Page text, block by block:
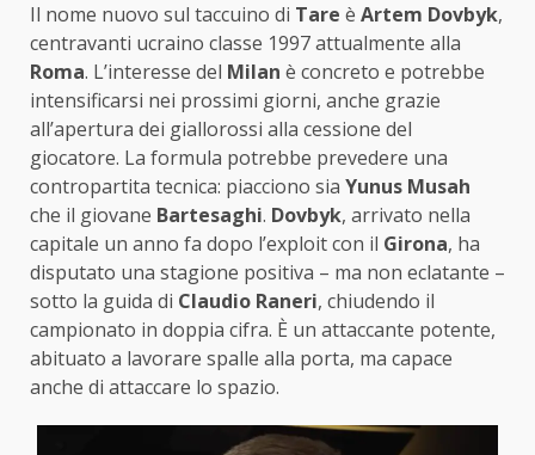
Il nome nuovo sul taccuino di Tare è Artem Dovbyk,
centravanti ucraino classe 1997 attualmente alla
Roma. L’interesse del Milan è concreto e potrebbe
intensificarsi nei prossimi giorni, anche grazie
all’apertura dei giallorossi alla cessione del
giocatore. La formula potrebbe prevedere una
contropartita tecnica: piacciono sia Yunus Musah
che il giovane Bartesaghi. Dovbyk, arrivato nella
capitale un anno fa dopo l’exploit con il Girona, ha
disputato una stagione positiva – ma non eclatante –
sotto la guida di Claudio Raneri, chiudendo il
campionato in doppia cifra. È un attaccante potente,
abituato a lavorare spalle alla porta, ma capace
anche di attaccare lo spazio.